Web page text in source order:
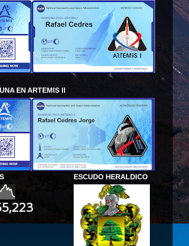
EN ARTEMIS II
ESCUDO HERALDICO